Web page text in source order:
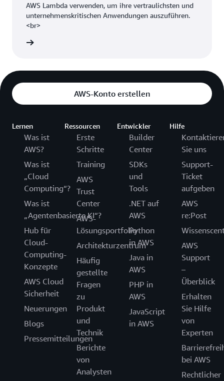
AWS Lambda verwenden, um ihre vertraulichsten und
unternehmenskritischen Anwendungen auszuführen.
<br>
AWS-Konto erstellen
Lernen
Was ist
AWS?
Was ist
„Cloud
Computing“?
Was ist
„Agentenbasierte KI“?
Hub für
Cloud-
Computing-
Konzepte
AWS Cloud
Sicherheit
Neuerungen
Blogs
Pressemitteilungen
Ressourcen
Erste
Schritte
Training
AWS
Trust
Center
AWS-
Lösungsportfolio
Architekturzentrum
Häufig
gestellte
Fragen
zu
Produkt
und
Technik
Berichte
von
Analysten
Entwickler
Builder
Center
SDKs
und
Tools
.NET auf
AWS
Python
in AWS
Java in
AWS
PHP in
AWS
JavaScript
in AWS
Hilfe
Sie uns
Support-
Ticket
aufgeben
AWS
re:Post
AWS
Support
–
Überblick
Erhalten
Sie Hilfe
von
Experten
bei AWS
Rechtlicher